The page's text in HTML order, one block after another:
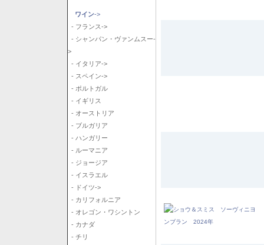
ワイン->
- フランス->
- シャンパン・ヴァンムスー-
>
- イタリア->
- スペイン->
- ポルトガル
- イギリス
- オーストリア
- ブルガリア
- ハンガリー
- ルーマニア
- ジョージア
- イスラエル
- ドイツ->
- カリフォルニア
- オレゴン・ワシントン
- カナダ
- チリ